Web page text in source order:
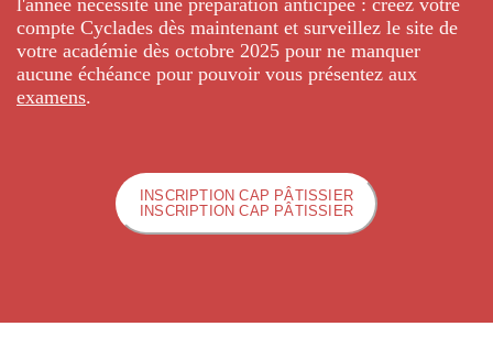
compte Cyclades dès maintenant et surveillez le site de
votre académie dès octobre 2025 pour ne manquer
aucune échéance pour pouvoir vous présentez aux
examens.
INSCRIPTION CAP PÂTISSIER
INSCRIPTION CAP PÂTISSIER